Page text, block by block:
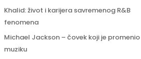
Khalid: život i karijera savremenog R&B
fenomena
Michael Jackson – čovek koji je promenio
muziku